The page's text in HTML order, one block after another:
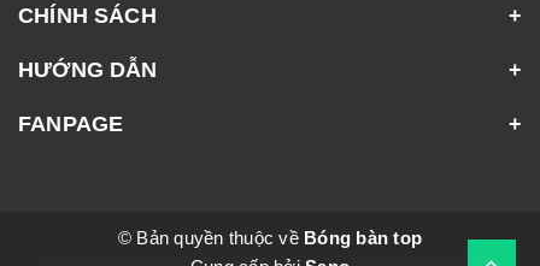
CHÍNH SÁCH
HƯỚNG DẪN
FANPAGE
© Bản quyền thuộc về Bóng bàn top